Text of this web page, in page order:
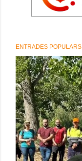
ENTRADES POPULARS